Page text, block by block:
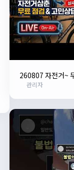
260807 자전거~
관리자